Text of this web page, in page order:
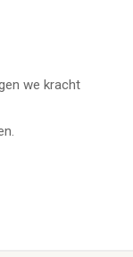
we kracht